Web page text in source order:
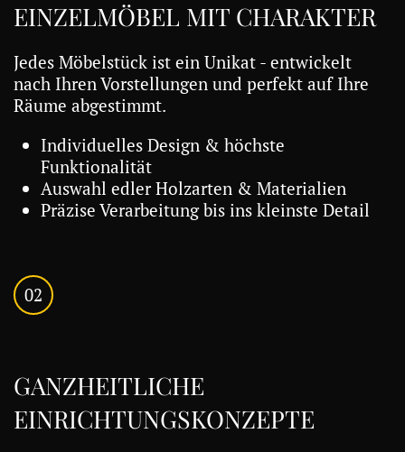
EINZELMÖBEL MIT CHARAKTER
Jedes Möbelstück ist ein Unikat - entwickelt
nach Ihren Vorstellungen und perfekt auf Ihre
Räume abgestimmt.
Individuelles Design & höchste
Funktionalität
Auswahl edler Holzarten & Materialien
Präzise Verarbeitung bis ins kleinste Detail
02
GANZHEITLICHE
EINRICHTUNGSKONZEPTE